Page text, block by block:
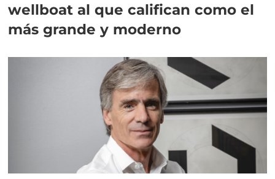
wellboat al que califican como el
más grande y moderno